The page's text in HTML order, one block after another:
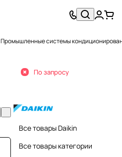
Промышленные системы
По запросу
Все товары Daikin
Все товары категории